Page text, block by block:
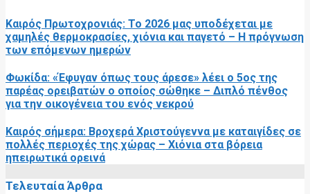
Καιρός Πρωτοχρονιάς: Το 2026 μας υποδέχεται με
χαμηλές θερμοκρασίες, χιόνια και παγετό – Η πρόγνωση
των επόμενων ημερών
Φωκίδα: «Έφυγαν όπως τους άρεσε» λέει ο 5ος της
παρέας ορειβατών ο οποίος σώθηκε – Διπλό πένθος
για την οικογένεια του ενός νεκρού
Καιρός σήμερα: Βροχερά Χριστούγεννα με καταιγίδες σε
πολλές περιοχές της χώρας – Χιόνια στα βόρεια
ηπειρωτικά ορεινά
Τελευταία Άρθρα